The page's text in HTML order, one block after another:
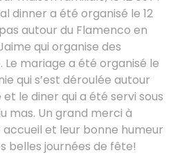
dinner a été organisé le 12
autour du Flamenco en
qui organise des
mariage a été organisé le
qui s’est déroulée autour
le diner qui a été servi sous
mas. Un grand merci à
et leur bonne humeur
belles journées de fête!